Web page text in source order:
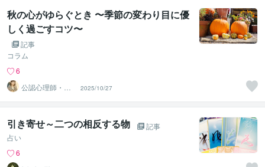
秋の心がゆらぐとき 〜季節の変わり目に優
しく過ごすコツ〜
記事
コラム
6
公認心理師・臨
床心理士 川口
2025/10/27
引き寄せ～二つの相反する物
記事
占い
6